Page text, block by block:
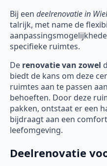
Bij een deelrenovatiein
talrijk, met name de
specifieke ruimtes.
De renovatie van zowel
biedt de kans om deze
ruimtes aan te passen
behoeften. Door deze
pakken, ontstaat er een
bijdraagt aan een
leefomgeving.
Deelrenovatie